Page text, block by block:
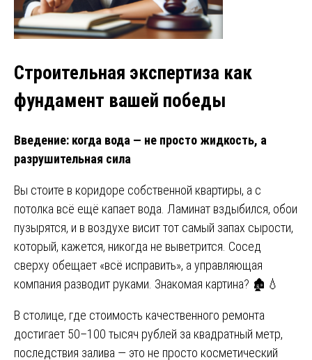
Строительная экспертиза как
фундамент вашей победы
Введение: когда вода — не просто жидкость, а
разрушительная сила
Вы стоите в коридоре собственной квартиры, а с
потолка всё ещё капает вода. Ламинат вздыбился, обои
пузырятся, и в воздухе висит тот самый запах сырости,
который, кажется, никогда не выветрится. Сосед
сверху обещает «всё исправить», а управляющая
компания разводит руками. Знакомая картина? 🏚️💧
В столице, где стоимость качественного ремонта
достигает 50–100 тысяч рублей за квадратный метр,
последствия залива — это не просто косметический